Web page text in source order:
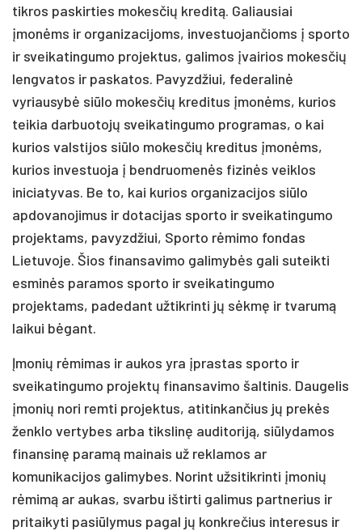
tikros paskirties mokesčių kreditą. Galiausiai
įmonėms ir organizacijoms, investuojančioms į sporto
ir sveikatingumo projektus, galimos įvairios mokesčių
lengvatos ir paskatos. Pavyzdžiui, federalinė
vyriausybė siūlo mokesčių kreditus įmonėms, kurios
teikia darbuotojų sveikatingumo programas, o kai
kurios valstijos siūlo mokesčių kreditus įmonėms,
kurios investuoja į bendruomenės fizinės veiklos
iniciatyvas. Be to, kai kurios organizacijos siūlo
apdovanojimus ir dotacijas sporto ir sveikatingumo
projektams, pavyzdžiui, Sporto rėmimo fondas
Lietuvoje. Šios finansavimo galimybės gali suteikti
esminės paramos sporto ir sveikatingumo
projektams, padedant užtikrinti jų sėkmę ir tvarumą
laikui bėgant.
Įmonių rėmimas ir aukos yra įprastas sporto ir
sveikatingumo projektų finansavimo šaltinis. Daugelis
įmonių nori remti projektus, atitinkančius jų prekės
ženklo vertybes arba tikslinę auditoriją, siūlydamos
finansinę paramą mainais už reklamos ar
komunikacijos galimybes. Norint užsitikrinti įmonių
rėmimą ar aukas, svarbu ištirti galimus partnerius ir
pritaikyti pasiūlymus pagal jų konkrečius interesus ir